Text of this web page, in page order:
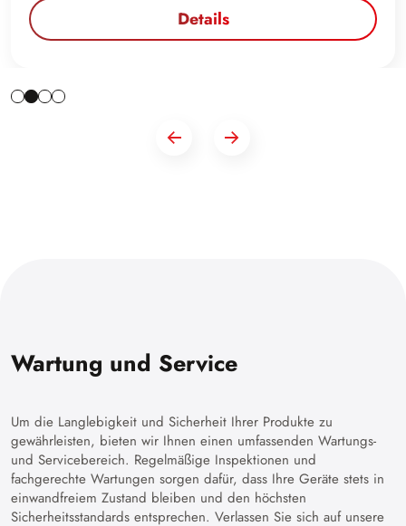
Wartung und Service
Um die Langlebigkeit und Sicherheit Ihrer Produkte zu
gewährleisten, bieten wir Ihnen einen umfassenden Wartungs-
und Servicebereich. Regelmäßige Inspektionen und
fachgerechte Wartungen sorgen dafür, dass Ihre Geräte stets in
einwandfreiem Zustand bleiben und den höchsten
Sicherheitsstandards entsprechen. Verlassen Sie sich auf unsere